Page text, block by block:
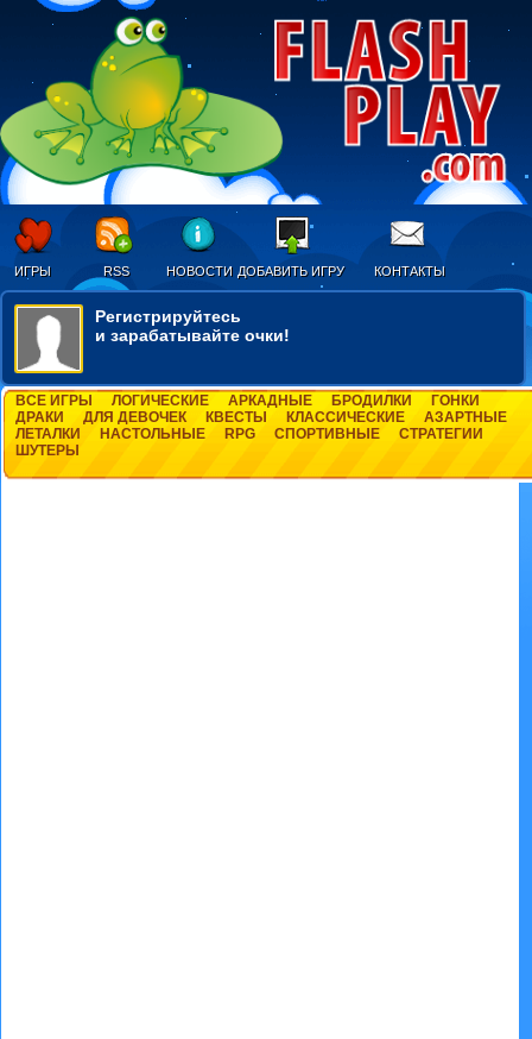
ИГРЫ RSS НОВОСТИ ДОБАВИТЬ ИГРУ КОНТАКТЫ
Регистрируйтесь
и зарабатывайте очки!
ВСЕ ИГРЫ ЛОГИЧЕСКИЕ АРКАДНЫЕ БРОДИЛКИ
ГОНКИ
ДРАКИ
ДЛЯ ДЕВОЧЕК КВЕСТЫ КЛАССИЧЕСКИЕ
АЗАРТНЫЕ
ЛЕТАЛКИ
НАСТОЛЬНЫЕ RPG СПОРТИВНЫЕ
СТРАТЕГИИ
ШУТЕРЫ